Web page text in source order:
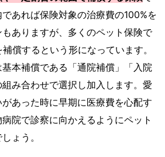
あれば保険対象の治療費の100%を
ありますが、多くのペット保険で
償するという形になっています。
本補償である「通院補償」「入院
み合わせで選択し加入します。愛
あった時に早期に医療費を心配す
院で診察に向かえるようにペット
ょう。